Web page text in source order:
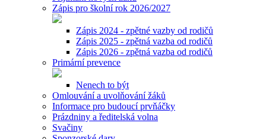
Zápis pro školní rok 2026/2027
Zápis 2024 - zpětné vazby od rodičů
Zápis 2025 - zpětná vazba od rodičů
Zápis 2026 - zpětná vazba od rodičů
Primární prevence
Nenech to být
Omlouvání a uvolňování žáků
Informace pro budoucí prvňáčky
Prázdniny a ředitelská volna
Svačiny